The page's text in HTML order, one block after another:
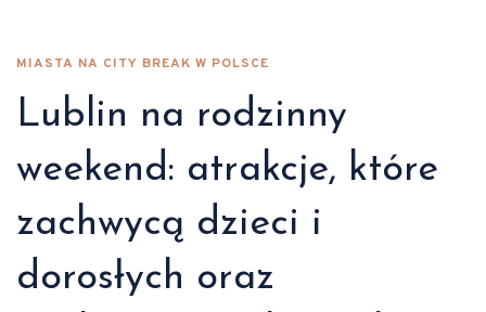
MIASTA NA CITY BREAK W POLSCE
Lublin na rodzinny
weekend: atrakcje, które
zachwycą dzieci i
dorosłych oraz